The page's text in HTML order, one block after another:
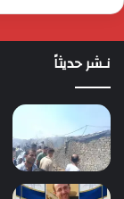
نـشر حديثاً